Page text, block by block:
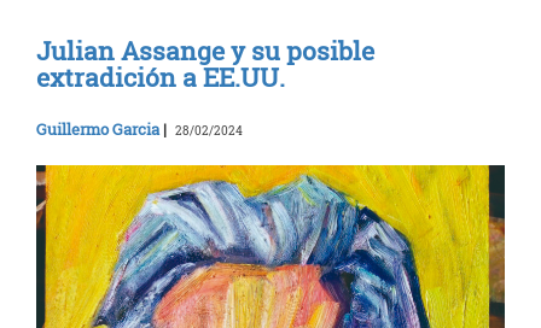
Julian Assange y su posible
extradición a EE.UU.
Guillermo Garcia | 28/02/2024